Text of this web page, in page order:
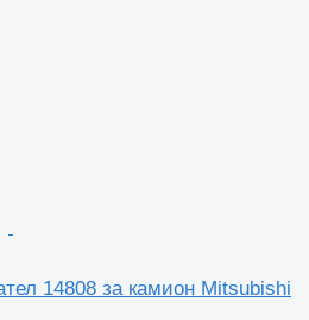
14808 за камион Mitsubishi